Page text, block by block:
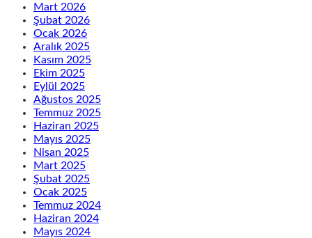
Mart 2026
Şubat 2026
Ocak 2026
Aralık 2025
Kasım 2025
Ekim 2025
Eylül 2025
Ağustos 2025
Temmuz 2025
Haziran 2025
Mayıs 2025
Nisan 2025
Mart 2025
Şubat 2025
Ocak 2025
Temmuz 2024
Haziran 2024
Mayıs 2024